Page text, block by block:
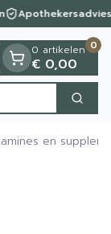
Apothekersadvies
Zoek
0 artikelen
€ 0,00
0
en